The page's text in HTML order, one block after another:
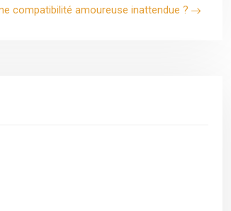
compatibilité amoureuse inattendue ?